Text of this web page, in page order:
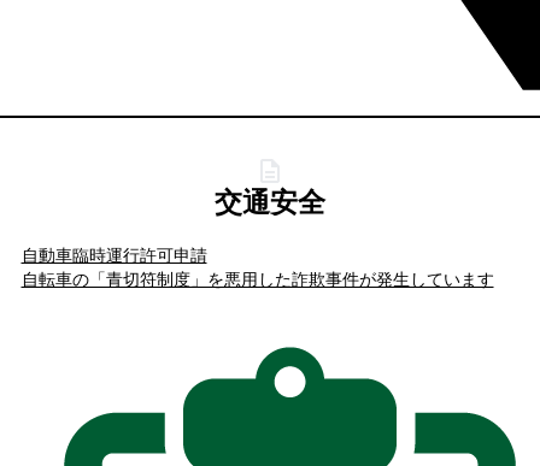
交通安全
自動車臨時運行許可申請
自転車の「青切符制度」を悪用した詐欺事件が発生しています